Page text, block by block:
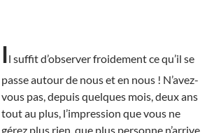
Il suffit d’observer froidement ce qu’il se
passe autour de nous et en nous ! N’avez-
vous pas, depuis quelques mois, deux ans
tout au plus, l’impression que vous ne
gérez plus rien, que plus personne n’arrive